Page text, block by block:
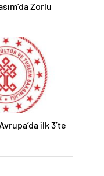
Zorlu
ilk 3’te